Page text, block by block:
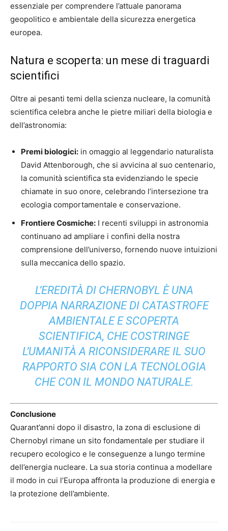
essenziale per comprendere l’attuale panorama
geopolitico e ambientale della sicurezza energetica
europea.
Natura e scoperta: un mese di traguardi
scientifici
Oltre ai pesanti temi della scienza nucleare, la comunità
scientifica celebra anche le pietre miliari della biologia e
dell’astronomia:
Premi biologici: in omaggio al leggendario naturalista
David Attenborough, che si avvicina al suo centenario,
la comunità scientifica sta evidenziando le specie
chiamate in suo onore, celebrando l’intersezione tra
ecologia comportamentale e conservazione.
Frontiere Cosmiche: I recenti sviluppi in astronomia
continuano ad ampliare i confini della nostra
comprensione dell’universo, fornendo nuove intuizioni
sulla meccanica dello spazio.
L’EREDITÀ DI CHERNOBYL È UNA
DOPPIA NARRAZIONE DI CATASTROFE
AMBIENTALE E SCOPERTA
SCIENTIFICA, CHE COSTRINGE
L’UMANITÀ A RICONSIDERARE IL SUO
RAPPORTO SIA CON LA TECNOLOGIA
CHE CON IL MONDO NATURALE.
Conclusione
Quarant’anni dopo il disastro, la zona di esclusione di
Chernobyl rimane un sito fondamentale per studiare il
recupero ecologico e le conseguenze a lungo termine
dell’energia nucleare. La sua storia continua a modellare
il modo in cui l’Europa affronta la produzione di energia e
la protezione dell’ambiente.